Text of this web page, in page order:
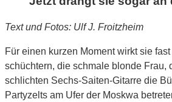
Text und Fotos: Ulf J. Froitzheim
Für einen kurzen Moment wirkt sie
schüchtern, die schmale blonde Frau,
schlichten Sechs-Saiten-Gitarre die
Partyzelts am Ufer der Moskwa